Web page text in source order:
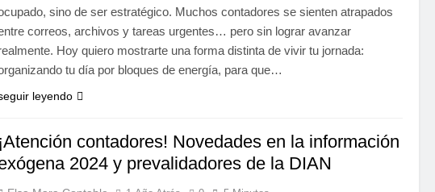
sino de ser estratégico. Muchos contadores se sienten atrapados
correos, archivos y tareas urgentes… pero sin lograr avanzar
Hoy quiero mostrarte una forma distinta de vivir tu jornada:
tu día por bloques de energía, para que…
leyendo
¡Atención contadores! Novedades en la información
2024 y prevalidadores de la DIAN